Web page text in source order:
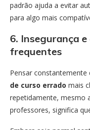
padrão ajuda a evitar
para algo mais
6. Insegurança
frequentes
Pensar
de curso errado mais
repetidamente, mesmo
professores, significa